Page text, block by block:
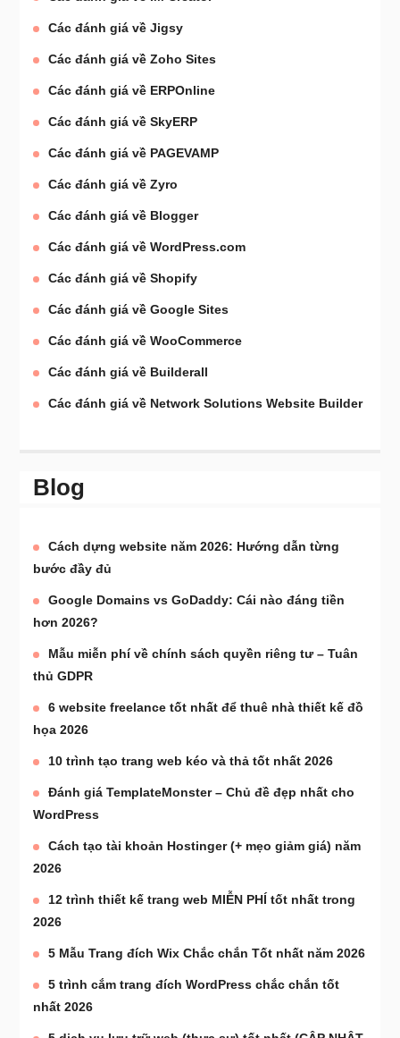
Các đánh giá về Jigsy
Các đánh giá về Zoho Sites
Các đánh giá về ERPOnline
Các đánh giá về SkyERP
Các đánh giá về PAGEVAMP
Các đánh giá về Zyro
Các đánh giá về Blogger
Các đánh giá về WordPress.com
Các đánh giá về Shopify
Các đánh giá về Google Sites
Các đánh giá về WooCommerce
Các đánh giá về Builderall
Các đánh giá về Network Solutions Website Builder
Blog
Cách dựng website năm 2026: Hướng dẫn từng
bước đầy đủ
Google Domains vs GoDaddy: Cái nào đáng tiền
hơn 2026?
Mẫu miễn phí về chính sách quyền riêng tư – Tuân
thủ GDPR
6 website freelance tốt nhất để thuê nhà thiết kế đồ
họa 2026
10 trình tạo trang web kéo và thả tốt nhất 2026
Đánh giá TemplateMonster – Chủ đề đẹp nhất cho
WordPress
Cách tạo tài khoản Hostinger (+ mẹo giảm giá) năm
2026
12 trình thiết kế trang web MIỄN PHÍ tốt nhất trong
2026
5 Mẫu Trang đích Wix Chắc chắn Tốt nhất năm 2026
5 trình cắm trang đích WordPress chắc chắn tốt
nhất 2026